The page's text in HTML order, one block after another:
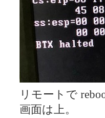
リモートで
画面は上。